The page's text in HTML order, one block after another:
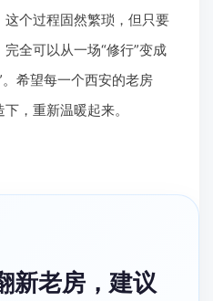
个过程固然繁琐，但只要
全可以从一场“修行”变成
希望每一个西安的老房
，重新温暖起来。
新老房，建议